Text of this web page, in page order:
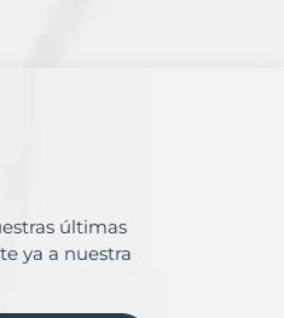
últimas
ya a nuestra